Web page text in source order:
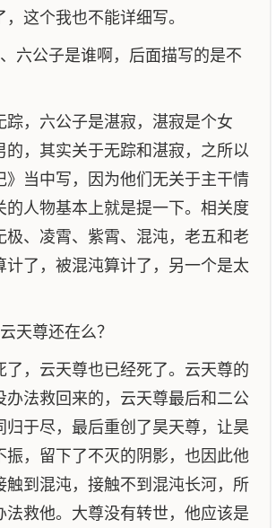
这个我也不能详细写。
六公子是谁啊，后面描写的是不
踪，六公子是湛寂，湛寂是个女
的，其实关于无踪和湛寂，之所以
》当中写，因为他们无关于主干情
的人物基本上就是提一下。相关度
极、凌霄、紫霄、混沌，老五和老
计了，被混沌算计了，另一个是太
天尊还在么？
了，云天尊也已经死了。云天尊的
办法救回来的，云天尊最后和二公
归于尽，最后重创了昊天尊，让昊
振，留下了不灭的阴影，也因此他
触到混沌，接触不到混沌长河，所
法救他。大尊没有转世，他应该是